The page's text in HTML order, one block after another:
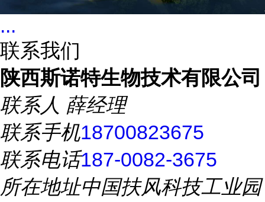
...
联系我们
陕西斯诺特生物技术有限公司
联系人 薛经理
联系手机18700823675
联系电话187-0082-3675
所在地址中国扶风科技工业园